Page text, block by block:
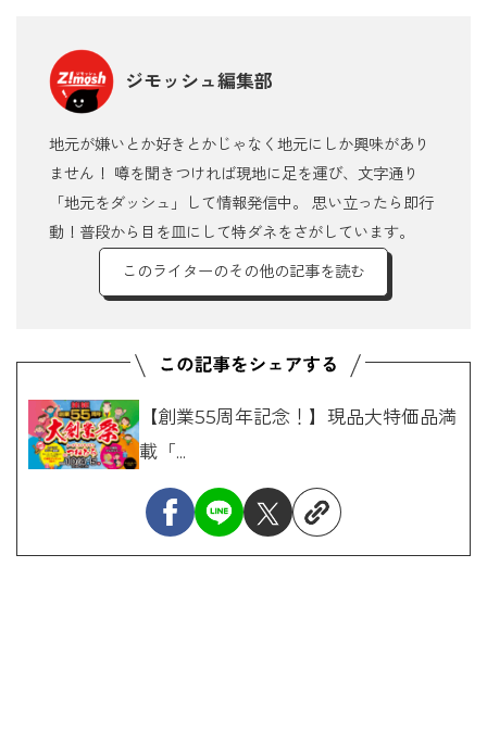
ジモッシュ編集部
地元が嫌いとか好きとかじゃなく地元にしか興味があり
ません！ 噂を聞きつければ現地に足を運び、文字通り
「地元をダッシュ」して情報発信中。 思い立ったら即行
動！普段から目を皿にして特ダネをさがしています。
このライターのその他の記事を読む
【創業55周年記念！】現品大特価品満
載「...